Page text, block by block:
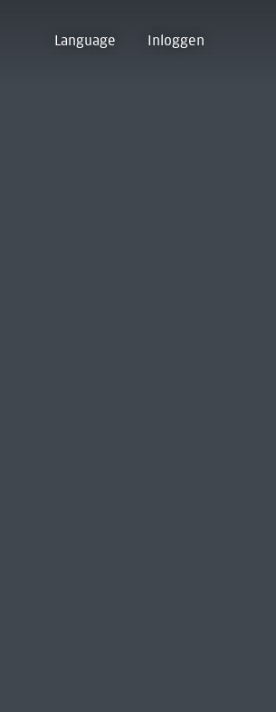
Language Inloggen